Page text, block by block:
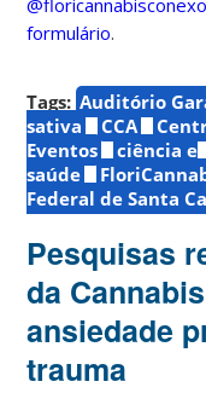
formulário.
Tags: Auditório
sativa
CCA
Eventos
ciência e
saúde
Federal de Santa
Pesquisas
da
ansiedade
trauma